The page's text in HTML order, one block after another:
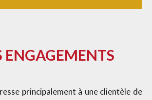
ENGAGEMENTS
principalement à une clientèle de